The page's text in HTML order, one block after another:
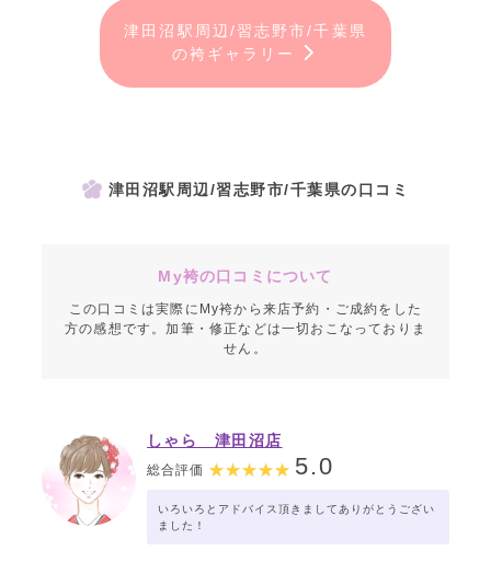
津田沼駅周辺/習志野市/千葉県
の袴ギャラリー
津田沼駅周辺/習志野市/千葉県の口コミ
My袴の口コミについて
この口コミは実際にMy袴から来店予約・ご成約をした
方の感想です。加筆・修正などは一切おこなっておりま
せん。
しゃら 津田沼店
総合評価 5.0
いろいろとアドバイス頂きましてありがとうござい
ました！